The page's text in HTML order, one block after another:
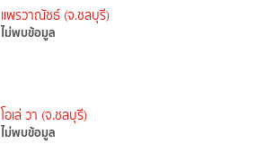
แพรวาณัชธ์ (จ.ชลบุรี)
ไม่พบข้อมูล
โอเล่ วา (จ.ชลบุรี)
ไม่พบข้อมูล